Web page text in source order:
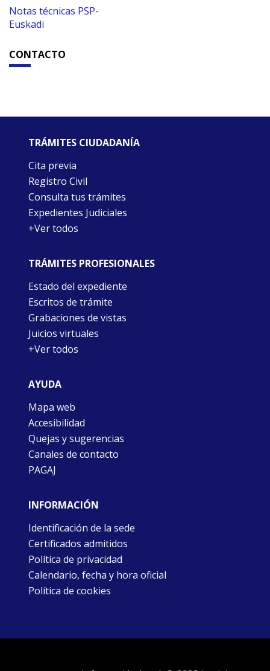
Notas técnicas PSP-
Euskadi
CONTACTO
TRÁMITES CIUDADANÍA
Cita previa
Registro Civil
Consulta tus trámites
Expedientes Judiciales
+Ver todos
TRÁMITES PROFESIONALES
Estado del expediente
Escritos de trámite
Grabaciones de vistas
Juicios virtuales
+Ver todos
AYUDA
Mapa web
Accesibilidad
Quejas y sugerencias
Canales de contacto
PAGAJ
INFORMACIÓN
Identificación de la sede
Certificados admitidos
Política de privacidad
Calendario, fecha y hora oficial
Política de cookies